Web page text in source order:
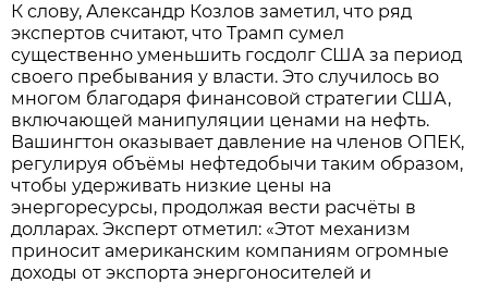
К слову, Александр Козлов заметил, что ряд
экспертов считают, что Трамп сумел
существенно уменьшить госдолг США за период
своего пребывания у власти. Это случилось во
многом благодаря финансовой стратегии США,
включающей манипуляции ценами на нефть.
Вашингтон оказывает давление на членов ОПЕК,
регулируя объёмы нефтедобычи таким образом,
чтобы удерживать низкие цены на
энергоресурсы, продолжая вести расчёты в
долларах. Эксперт отметил: «Этот механизм
приносит американским компаниям огромные
доходы от экспорта энергоносителей и